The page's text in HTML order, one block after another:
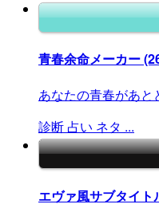
青春余命メーカー
あなたの青春があ
診断 占い ネタ ...
エヴァ風サブタイト